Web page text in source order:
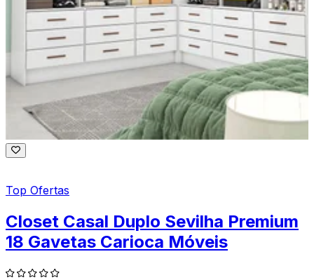
Top Ofertas
Closet Casal Duplo Sevilha Premium
18 Gavetas Carioca Móveis